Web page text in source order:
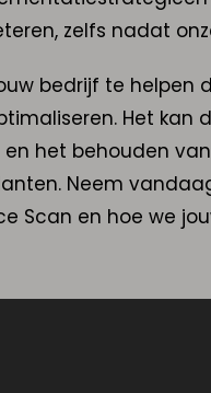
zelfs nadat
bedrijf te helpen
Het kan
het behouden
Neem
Scan en hoe we